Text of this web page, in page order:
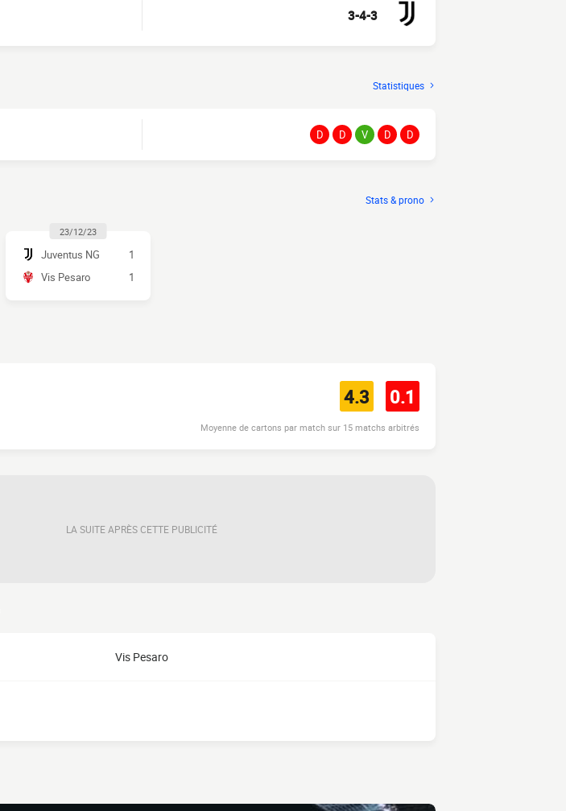
3-4-3
Statistiques
D D V D D
Stats & prono
23/12/23
Juventus NG
1
Vis Pesaro
1
4.3 0.1
Moyenne de cartons par match sur 15 matchs arbitrés
LA SUITE APRÈS CETTE PUBLICITÉ
Vis Pesaro